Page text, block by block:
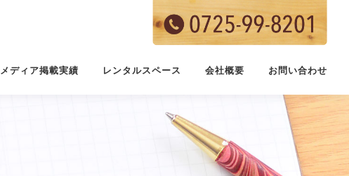
メディア掲載実績 レンタルスペース 会社概要 お問い合わせ